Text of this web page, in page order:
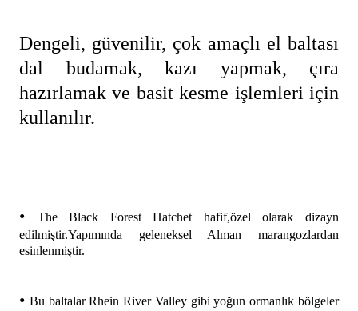
Hatchet
Balta
adet
Dengeli, güvenilir, çok amaçlı el baltası
dal budamak, kazı yapmak, çıra
hazırlamak ve basit kesme işlemleri için
kullanılır.
•
The Black Forest Hatchet hafif,özel olarak dizayn
edilmiştir.Yapımında geleneksel Alman marangozlardan
esinlenmiştir.
• Bu baltalar Rhein River Valley gibi yoğun ormanlık bölgeler